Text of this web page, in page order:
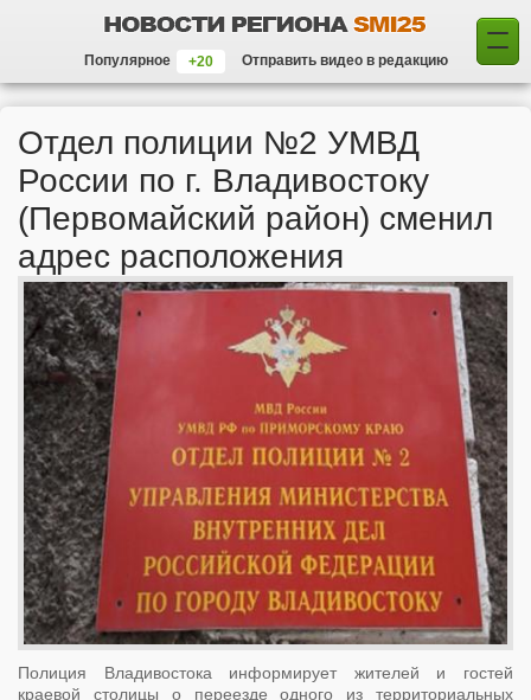
Популярное Отправить видео в редакцию
Отдел полиции №2 УМВД
России по г. Владивостоку
(Первомайский район) сменил
адрес расположения
Полиция Владивостока информирует жителей и гостей
краевой столицы о переезде одного из территориальных